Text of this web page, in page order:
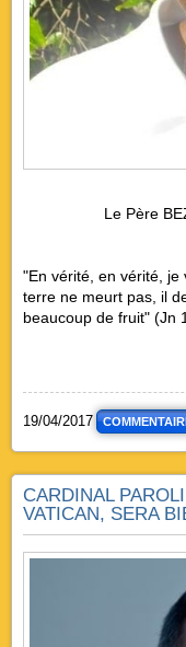
Le Père
"En vérité, en vérité, je
terre ne meurt pas, il
beaucoup de fruit" (Jn
19/04/2017
CARDINAL
VATICAN, SERA